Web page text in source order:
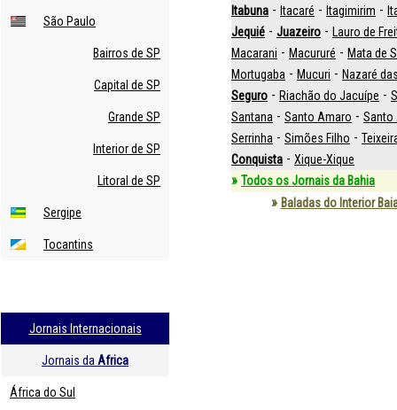
São Paulo
Bairros de SP
Capital de SP
Grande SP
Interior de SP
Litoral de SP
Sergipe
Tocantins
Jornais Internacionais
Jornais da Africa
África do Sul
Itabuna - Itacaré - Itagimirim -
Jequié - Juazeiro -
Lauro de
Macarani - Macururé - Mata de
Mortugaba - Mucuri - Nazaré
Seguro - Riachão do Jacuípe -
Santana - Santo Amaro - Santo
Serrinha - Simões Filho -
Conquista - Xique-Xique
» Todos os Jornais da Bahia
» Baladas do Interior